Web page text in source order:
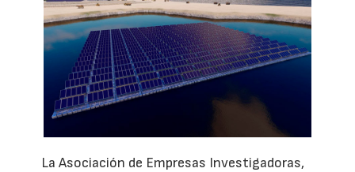
La Asociación de Empresas Investigadoras,